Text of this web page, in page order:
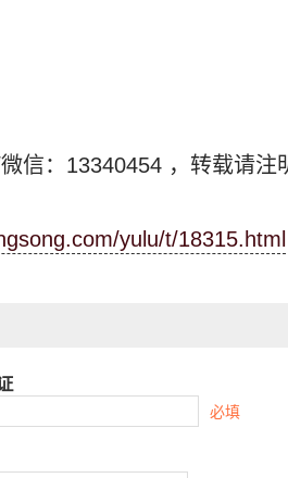
信：13340454 ，转载请注
yulu/t/18315.html
必填